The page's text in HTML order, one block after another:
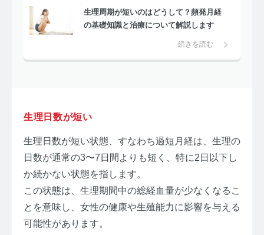
生理周期が短いのはどうして？頻発月経
の基礎知識と治療について解説します
続きを読む
生理日数が短い
生理日数が短い状態、すなわち過短月経は、生理の
日数が通常の3〜7日間よりも短く、特に2日以下し
か続かない状態を指します。
この状態は、生理期間中の総経血量が少なくなるこ
とを意味し、女性の健康や生殖能力に影響を与える
可能性があります。